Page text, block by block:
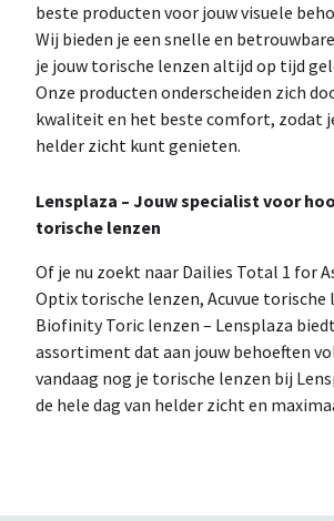
beste producten voor jouw visuele
Wij bieden je een snelle en
je jouw torische lenzen altijd op tijd
Onze producten onderscheiden zich
kwaliteit en het beste comfort, zodat
helder zicht kunt genieten.
Lensplaza – Jouw specialist voor
torische lenzen
Of je nu zoekt naar Dailies Total 1 for
Optix torische lenzen, Acuvue torische
Biofinity Toric lenzen – Lensplaza
assortiment dat aan jouw behoeften
vandaag nog je torische lenzen bij
de hele dag van helder zicht en